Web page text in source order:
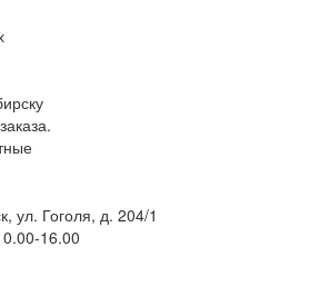
, ул. Гоголя, д. 204/1
16.00